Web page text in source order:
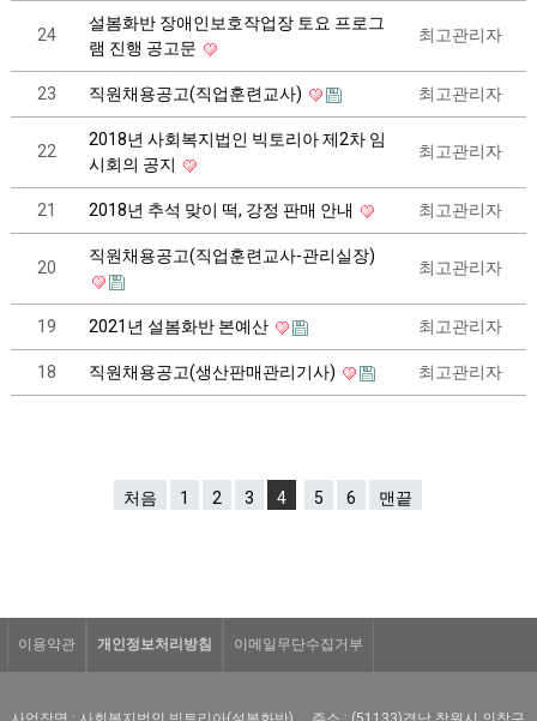
24
설봄화반 장애인보호작업장 토요 프로그
램 진행 공고문
최고관리자
23 직원채용공고(직업훈련교사) 최고관리자
22
2018년 사회복지법인 빅토리아 제2차 임
시회의 공지
최고관리자
21 2018년 추석 맞이 떡, 강정 판매 안내 최고관리자
20
직원채용공고(직업훈련교사-관리실장)
최고관리자
19 2021년 설봄화반 본예산 최고관리자
18 직원채용공고(생산판매관리기사) 최고관리자
처음 1 2 3 4 5 6 맨끝
이용약관 개인정보처리방침 이메일무단수집거부